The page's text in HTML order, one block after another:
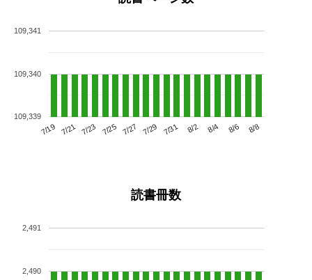
7/19 7/21 7/23 7/25 7/27 7/29 7/31 8/2 8/4 8/6 8/8
109,339
109,340
109,341
読書冊数
2,490
2,491